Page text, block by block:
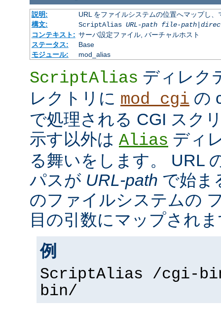
説明:
URL をファイルシステムの位置へマップし
構文:
ScriptAlias URL-path file-path|
コンテキスト: サーバ設定ファイル, バーチャルホスト
ステータス:
Base
モジュール:
mod_alias
ScriptAlias ディレク
レクトリに mod_cgi の
で処理される CGI スク
示す以外は Alias ディ
る舞いをします。 URL
パスが URL-path で始ま
のファイルシステムの
目の引数にマップされ
例
ScriptAlias /cgi-
bin/